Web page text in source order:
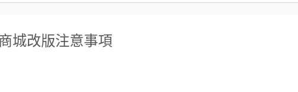
商城改版注意事項